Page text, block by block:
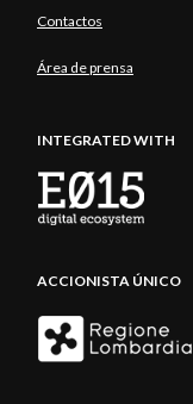
Contactos
Área de prensa
INTEGRATED WITH
ACCIONISTA ÚNICO